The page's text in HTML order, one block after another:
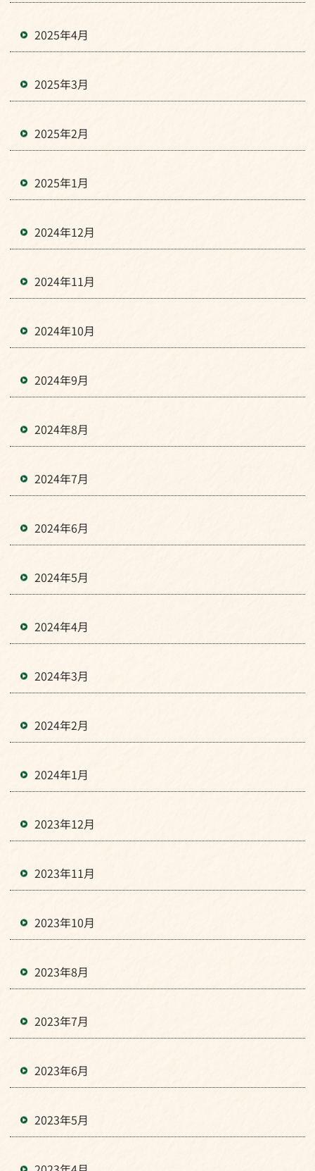
2025年4月
2025年3月
2025年2月
2025年1月
2024年12月
2024年11月
2024年10月
2024年9月
2024年8月
2024年7月
2024年6月
2024年5月
2024年4月
2024年3月
2024年2月
2024年1月
2023年12月
2023年11月
2023年10月
2023年8月
2023年7月
2023年6月
2023年5月